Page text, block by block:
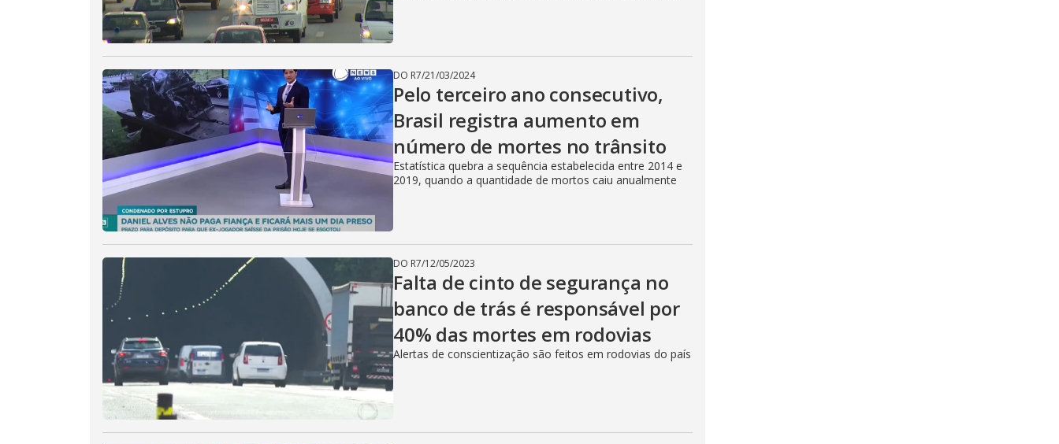
DO R7/21/03/2024
Pelo terceiro ano consecutivo,
Brasil registra aumento em
número de mortes no trânsito
Estatística quebra a sequência estabelecida entre 2014 e
2019, quando a quantidade de mortos caiu anualmente
DO R7/12/05/2023
Falta de cinto de segurança no
banco de trás é responsável por
40% das mortes em rodovias
Alertas de conscientização são feitos em rodovias do país